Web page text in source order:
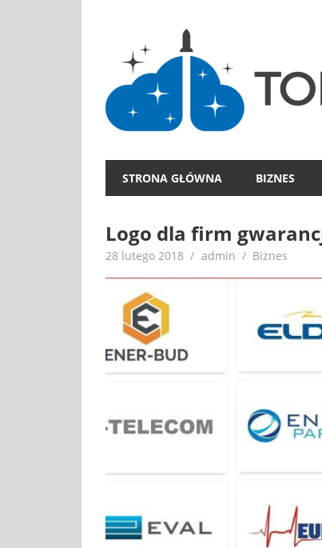
STRONA GŁÓWNA BIZNES
Logo dla firm
28 lutego 2018 admin Biznes